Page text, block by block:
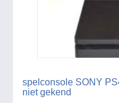
spelconsole SONY
niet gekend